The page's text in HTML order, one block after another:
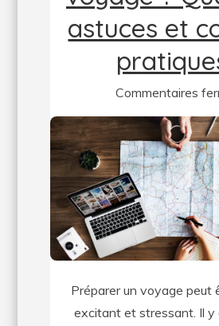
astuces et
Commentaires
Préparer un voyage peut
excitant et stressant. Il y